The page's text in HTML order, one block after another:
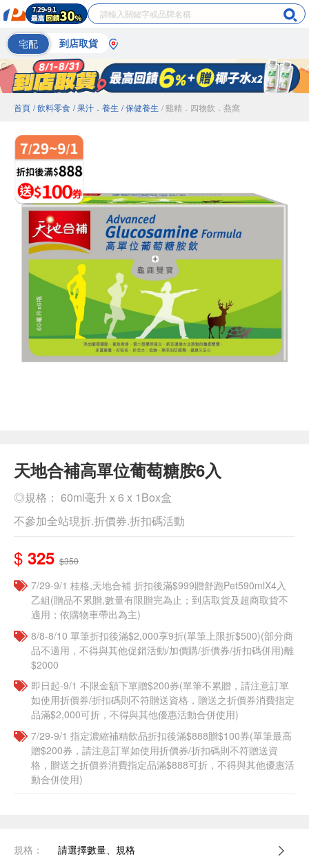
宅配 到店取貨
首頁 / 飲料零食 / 果汁．養生 / 保健養生 / 雞精．四物飲．燕窩
天地合補高單位葡萄糖胺6入
◎規格： 60ml毫升 x 6 x 1Box盒
不參加全站現折.折價券.折扣碼活動
$ 325 $350
7/29-9/1 桂格,天地合補 折扣後滿$999贈舒跑Pet590mlX4入
乙組(贈品不累贈,數量有限贈完為止；到店取貨及超商取貨不
適用；依購物車帶出為主)​
8/8-8/10 單筆折扣後滿$2,000享9折(單筆上限折$500)(部分商
品不適用，不得與其他促銷活動/加價購/折價券/折扣碼併用)離
$2000
即日起-9/1 不限金額下單贈$200券(單筆不累贈，請注意訂單
如使用折價券/折扣碼則不符贈送資格，贈送之折價券消費指定
品滿$2,000可折，不得與其他優惠活動合併使用)
7/29-9/1 指定濃縮補精飲品​折扣後滿$888贈$100券(單筆最高
贈$200券，請注意訂單如使用折價券/折扣碼則不符贈送資
格，贈送之折價券消費指定品滿$888可折，不得與其他優惠活
動合併使用)
規格： 請選擇數量、規格